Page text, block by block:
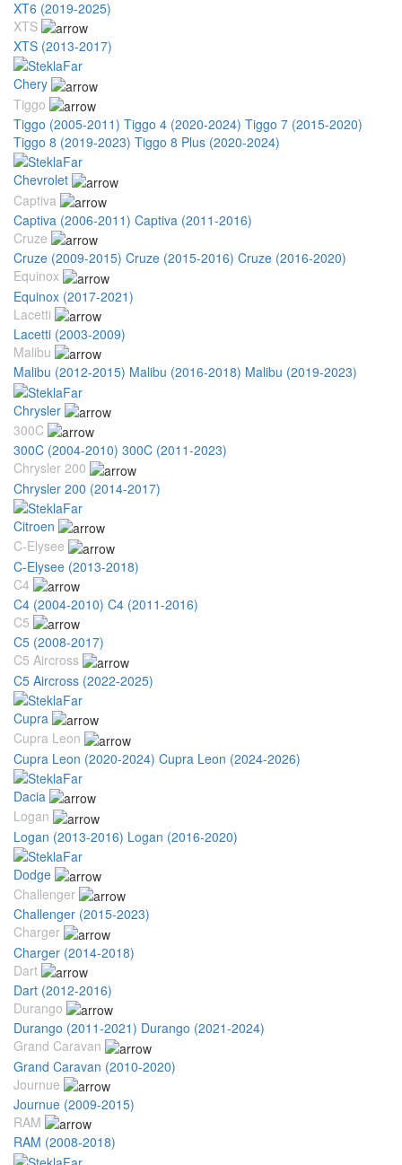
XT6 (2019-2025)
XTS
XTS (2013-2017)
Chery
Tiggo
Tiggo (2005-2011) Tiggo 4 (2020-2024) Tiggo 7 (2015-2020)
Tiggo 8 (2019-2023) Tiggo 8 Plus (2020-2024)
Chevrolet
Captiva
Captiva (2006-2011) Captiva (2011-2016)
Cruze
Cruze (2009-2015) Cruze (2015-2016) Cruze (2016-2020)
Equinox
Equinox (2017-2021)
Lacetti
Lacetti (2003-2009)
Malibu
Malibu (2012-2015) Malibu (2016-2018) Malibu (2019-2023)
Chrysler
300C
300C (2004-2010) 300C (2011-2023)
Chrysler 200
Chrysler 200 (2014-2017)
Citroen
C-Elysee
C-Elysee (2013-2018)
C4
C4 (2004-2010) C4 (2011-2016)
C5
C5 (2008-2017)
C5 Aircross
C5 Aircross (2022-2025)
Cupra
Cupra Leon
Cupra Leon (2020-2024) Cupra Leon (2024-2026)
Dacia
Logan
Logan (2013-2016) Logan (2016-2020)
Dodge
Challenger
Challenger (2015-2023)
Charger
Charger (2014-2018)
Dart
Dart (2012-2016)
Durango
Durango (2011-2021) Durango (2021-2024)
Grand Caravan
Grand Caravan (2010-2020)
Journue
Journue (2009-2015)
RAM
RAM (2008-2018)